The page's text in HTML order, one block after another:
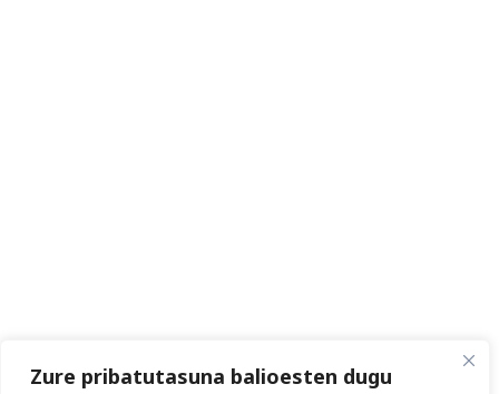
Zure pribatutasuna balioesten dugu